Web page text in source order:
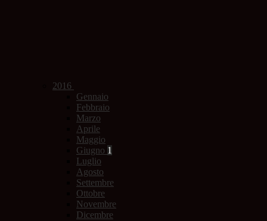
2016
Gennaio
Febbraio
Marzo
Aprile
Maggio
Giugno 1
Luglio
Agosto
Settembre
Ottobre
Novembre
Dicembre